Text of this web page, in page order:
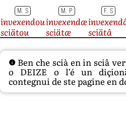
M. S M. P F. S
invexendouinvexendæ
sciätou
sciätæ sciätâ
Ben che scià en in sciâ
o DEIZE o l’é un
contegnui de ste pagine en